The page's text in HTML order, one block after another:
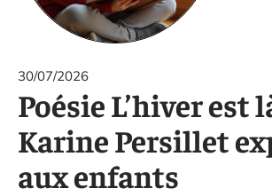
30/07/2026
Poésie L’hiver est
Karine Persillet
aux enfants